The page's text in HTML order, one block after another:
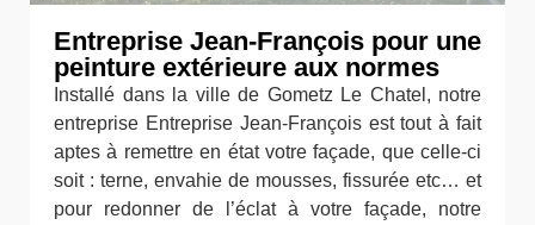
Entreprise Jean-François pour une
peinture extérieure aux normes
Installé dans la ville de Gometz Le Chatel, notre
entreprise Entreprise Jean-François est tout à fait
aptes à remettre en état votre façade, que celle-ci
soit : terne, envahie de mousses, fissurée etc… et
pour redonner de l’éclat à votre façade, notre